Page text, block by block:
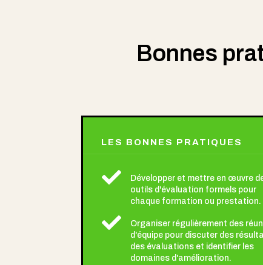
Bonnes
LES BONNES PRATIQUES

Développer et mettre en œuvre
outils d'évaluation formels pour
chaque formation ou prestation.

Organiser régulièrement des
d'équipe pour discuter des
des évaluations et identifier les
domaines d'amélioration.